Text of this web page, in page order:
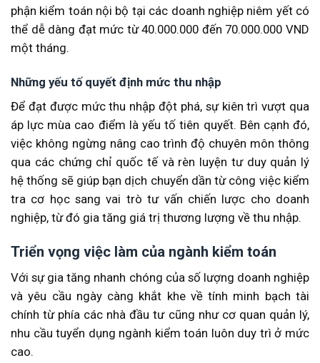
phận kiểm toán nội bộ tại các doanh nghiệp niêm yết có
thể dễ dàng đạt mức từ 40.000.000 đến 70.000.000 VND
một tháng.
Những yếu tố quyết định mức thu nhập
Để đạt được mức thu nhập đột phá, sự kiên trì vượt qua
áp lực mùa cao điểm là yếu tố tiên quyết. Bên cạnh đó,
việc không ngừng nâng cao trình độ chuyên môn thông
qua các chứng chỉ quốc tế và rèn luyện tư duy quản lý
hệ thống sẽ giúp bạn dịch chuyển dần từ công việc kiểm
tra cơ học sang vai trò tư vấn chiến lược cho doanh
nghiệp, từ đó gia tăng giá trị thương lượng về thu nhập.
Triển vọng việc làm của ngành kiểm toán
Với sự gia tăng nhanh chóng của số lượng doanh nghiệp
và yêu cầu ngày càng khắt khe về tính minh bạch tài
chính từ phía các nhà đầu tư cũng như cơ quan quản lý,
nhu cầu tuyển dụng ngành kiểm toán luôn duy trì ở mức
cao.